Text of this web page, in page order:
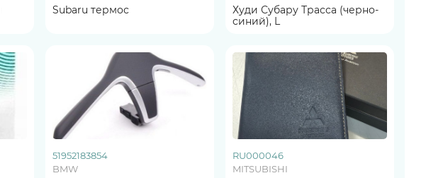
Subaru термос
Худи Субару Трасса (черно-
синий), L
51952183854
BMW
RU000046
MITSUBISHI